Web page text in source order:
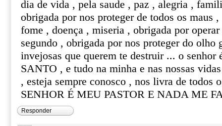
dia de vida , pela saude , paz , alegria ,
obrigada por nos proteger de todos os maus
fome , doença , miseria , obrigada por
segundo , obrigada por nos proteger do olho
invejosas que querem te destruir ... o senhor
SANTO , e tudo na minha e nas nossas
, esteja sempre conosco , nos livra de todos
SENHOR É MEU PASTOR E NADA ME
Responder